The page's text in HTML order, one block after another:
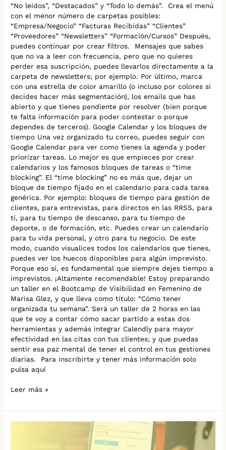
“No leídos”, “Destacados” y “Todo lo demás”. Crea el menú
con el menor número de carpetas posibles:
“Empresa/Negocio” “Facturas Recibidas” “Clientes”
“Proveedores” “Newsletters” “Formación/Cursos” Después,
puedes continuar por crear filtros. Mensajes que sabes
que no va a leer con frecuencia, pero que no quieres
perder esa suscripción, puedes llevarlos directamente a la
carpeta de newsletters; por ejemplo. Por último, marca
con una estrella de color amarillo (o incluso por colores si
decides hacer más segmentación), los emails que has
abierto y que tienes pendiente por resolver (bien porque
te falta información para poder contestar o porque
dependes de terceros). Google Calendar y los bloques de
tiempo Una vez organizado tu correo, puedes seguir con
Google Calendar para ver como tienes la agenda y poder
priorizar tareas. Lo mejor es que empieces por crear
calendarios y los famosos bloques de tareas o “time
blocking”. El “time blocking” no es más que, dejar un
bloque de tiempo fijado en el calendario para cada tarea
genérica. Por ejemplo: bloques de tiempo para gestión de
clientes, para entrevistas, para directos en las RRSS, para
ti, para tu tiempo de descanso, para tu tiempo de
deporte, o de formación, etc. Puedes crear un calendario
para tu vida personal, y otro para tu negocio. De este
modo, cuando visualices todos los calendarios que tienes,
puedes ver los huecos disponibles para algún imprevisto.
Porque eso sí, es fundamental que siempre dejes tiempo a
imprevistos. ¡Altamente recomendable! Estoy preparando
un taller en el Bootcamp de Visibilidad en Femenino de
Marisa Glez, y que lleva como título: “Cómo tener
organizada tu semana”. Será un taller de 2 horas en las
que te voy a contar cómo sacar partido a estas dos
herramientas y además integrar Calendly para mayor
efectividad en las citas con tus clientes; y que puedas
sentir esa paz mental de tener el control en tus gestiones
diarias. Para inscribirte y tener más información solo
pulsa aquí
Leer más »